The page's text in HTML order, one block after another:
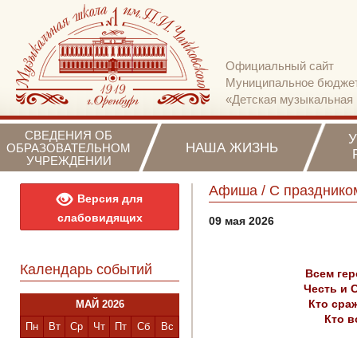
Официальный сайт
Муниципальное
«Детская
СВЕДЕНИЯ ОБ
ОБРАЗОВАТЕЛЬНОМ
УЧРЕЖДЕНИИ
НАША ЖИЗНЬ
Версия для
слабовидящих
Календарь событий
МАЙ 2026
Пн
Вт Ср Чт Пт Сб Вс
Афиша / С
09 мая 2026
Всем
Честь и
Кто
Кто